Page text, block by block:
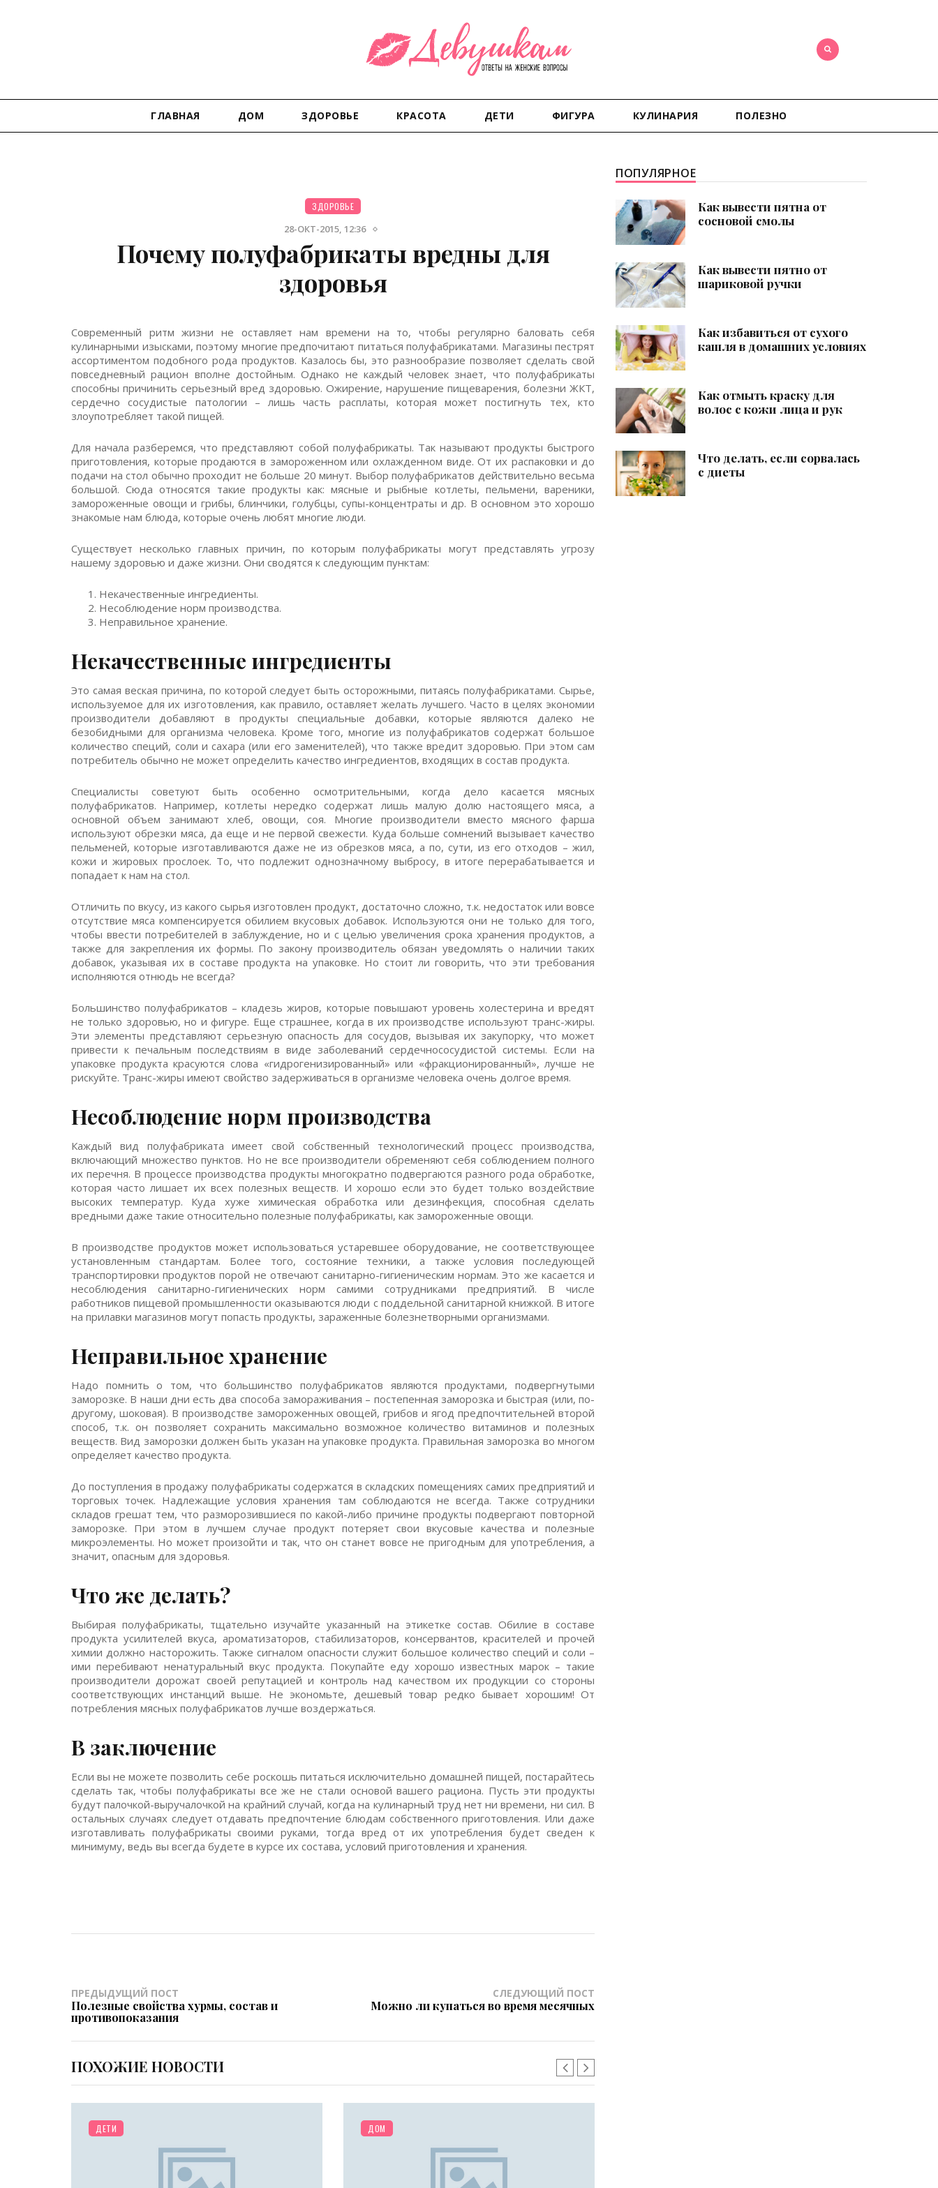
ГЛАВНАЯ ДОМ ЗДОРОВЬЕ КРАСОТА ДЕТИ ФИГУРА КУЛИНАРИЯ ПОЛЕЗНО
ЗДОРОВЬЕ
28-ОКТ-2015, 12:36
Почему полуфабрикаты вредны для
здоровья
Современный ритм жизни не оставляет нам времени на то, чтобы регулярно баловать себя
кулинарными изысками, поэтому многие предпочитают питаться полуфабрикатами. Магазины пестрят
ассортиментом подобного рода продуктов. Казалось бы, это разнообразие позволяет сделать свой
повседневный рацион вполне достойным. Однако не каждый человек знает, что полуфабрикаты
способны причинить серьезный вред здоровью. Ожирение, нарушение пищеварения, болезни ЖКТ,
сердечно сосудистые патологии – лишь часть расплаты, которая может постигнуть тех, кто
злоупотребляет такой пищей.
Для начала разберемся, что представляют собой полуфабрикаты. Так называют продукты быстрого
приготовления, которые продаются в замороженном или охлажденном виде. От их распаковки и до
подачи на стол обычно проходит не больше 20 минут. Выбор полуфабрикатов действительно весьма
большой. Сюда относятся такие продукты как: мясные и рыбные котлеты, пельмени, вареники,
замороженные овощи и грибы, блинчики, голубцы, супы-концентраты и др. В основном это хорошо
знакомые нам блюда, которые очень любят многие люди.
Существует несколько главных причин, по которым полуфабрикаты могут представлять угрозу
нашему здоровью и даже жизни. Они сводятся к следующим пунктам:
Некачественные ингредиенты.
Несоблюдение норм производства.
Неправильное хранение.
Некачественные ингредиенты
Это самая веская причина, по которой следует быть осторожными, питаясь полуфабрикатами. Сырье,
используемое для их изготовления, как правило, оставляет желать лучшего. Часто в целях экономии
производители добавляют в продукты специальные добавки, которые являются далеко не
безобидными для организма человека. Кроме того, многие из полуфабрикатов содержат большое
количество специй, соли и сахара (или его заменителей), что также вредит здоровью. При этом сам
потребитель обычно не может определить качество ингредиентов, входящих в состав продукта.
Специалисты советуют быть особенно осмотрительными, когда дело касается мясных
полуфабрикатов. Например, котлеты нередко содержат лишь малую долю настоящего мяса, а
основной объем занимают хлеб, овощи, соя. Многие производители вместо мясного фарша
используют обрезки мяса, да еще и не первой свежести. Куда больше сомнений вызывает качество
пельменей, которые изготавливаются даже не из обрезков мяса, а по, сути, из его отходов – жил,
кожи и жировых прослоек. То, что подлежит однозначному выбросу, в итоге перерабатывается и
попадает к нам на стол.
Отличить по вкусу, из какого сырья изготовлен продукт, достаточно сложно, т.к. недостаток или вовсе
отсутствие мяса компенсируется обилием вкусовых добавок. Используются они не только для того,
чтобы ввести потребителей в заблуждение, но и с целью увеличения срока хранения продуктов, а
также для закрепления их формы. По закону производитель обязан уведомлять о наличии таких
добавок, указывая их в составе продукта на упаковке. Но стоит ли говорить, что эти требования
исполняются отнюдь не всегда?
Большинство полуфабрикатов – кладезь жиров, которые повышают уровень холестерина и вредят
не только здоровью, но и фигуре. Еще страшнее, когда в их производстве используют транс-жиры.
Эти элементы представляют серьезную опасность для сосудов, вызывая их закупорку, что может
привести к печальным последствиям в виде заболеваний сердечнососудистой системы. Если на
упаковке продукта красуются слова «гидрогенизированный» или «фракционированный», лучше не
рискуйте. Транс-жиры имеют свойство задерживаться в организме человека очень долгое время.
Несоблюдение норм производства
Каждый вид полуфабриката имеет свой собственный технологический процесс производства,
включающий множество пунктов. Но не все производители обременяют себя соблюдением полного
их перечня. В процессе производства продукты многократно подвергаются разного рода обработке,
которая часто лишает их всех полезных веществ. И хорошо если это будет только воздействие
высоких температур. Куда хуже химическая обработка или дезинфекция, способная сделать
вредными даже такие относительно полезные полуфабрикаты, как замороженные овощи.
В производстве продуктов может использоваться устаревшее оборудование, не соответствующее
установленным стандартам. Более того, состояние техники, а также условия последующей
транспортировки продуктов порой не отвечают санитарно-гигиеническим нормам. Это же касается и
несоблюдения санитарно-гигиенических норм самими сотрудниками предприятий. В числе
работников пищевой промышленности оказываются люди с поддельной санитарной книжкой. В итоге
на прилавки магазинов могут попасть продукты, зараженные болезнетворными организмами.
Неправильное хранение
Надо помнить о том, что большинство полуфабрикатов являются продуктами, подвергнутыми
заморозке. В наши дни есть два способа замораживания – постепенная заморозка и быстрая (или, по-
другому, шоковая). В производстве замороженных овощей, грибов и ягод предпочтительней второй
способ, т.к. он позволяет сохранить максимально возможное количество витаминов и полезных
веществ. Вид заморозки должен быть указан на упаковке продукта. Правильная заморозка во многом
определяет качество продукта.
До поступления в продажу полуфабрикаты содержатся в складских помещениях самих предприятий и
торговых точек. Надлежащие условия хранения там соблюдаются не всегда. Также сотрудники
складов грешат тем, что разморозившиеся по какой-либо причине продукты подвергают повторной
заморозке. При этом в лучшем случае продукт потеряет свои вкусовые качества и полезные
микроэлементы. Но может произойти и так, что он станет вовсе не пригодным для употребления, а
значит, опасным для здоровья.
Что же делать?
Выбирая полуфабрикаты, тщательно изучайте указанный на этикетке состав. Обилие в составе
продукта усилителей вкуса, ароматизаторов, стабилизаторов, консервантов, красителей и прочей
химии должно насторожить. Также сигналом опасности служит большое количество специй и соли –
ими перебивают ненатуральный вкус продукта. Покупайте еду хорошо известных марок – такие
производители дорожат своей репутацией и контроль над качеством их продукции со стороны
соответствующих инстанций выше. Не экономьте, дешевый товар редко бывает хорошим! От
потребления мясных полуфабрикатов лучше воздержаться.
В заключение
Если вы не можете позволить себе роскошь питаться исключительно домашней пищей, постарайтесь
сделать так, чтобы полуфабрикаты все же не стали основой вашего рациона. Пусть эти продукты
будут палочкой-выручалочкой на крайний случай, когда на кулинарный труд нет ни времени, ни сил. В
остальных случаях следует отдавать предпочтение блюдам собственного приготовления. Или даже
изготавливать полуфабрикаты своими руками, тогда вред от их употребления будет сведен к
минимуму, ведь вы всегда будете в курсе их состава, условий приготовления и хранения.
ПРЕДЫДУЩИЙ ПОСТ
Полезные свойства хурмы, состав и
противопоказания
СЛЕДУЮЩИЙ ПОСТ
Можно ли купаться во время месячных
ПОХОЖИЕ НОВОСТИ
ДОМ ОТНОШЕНИЯ
ПОПУЛЯРНОЕ
Как вывести пятна от
сосновой смолы
Как вывести пятно от
шариковой ручки
Как избавиться от сухого
кашля в домашних условиях
Как отмыть краску для
волос с кожи лица и рук
Что делать, если сорвалась
с диеты